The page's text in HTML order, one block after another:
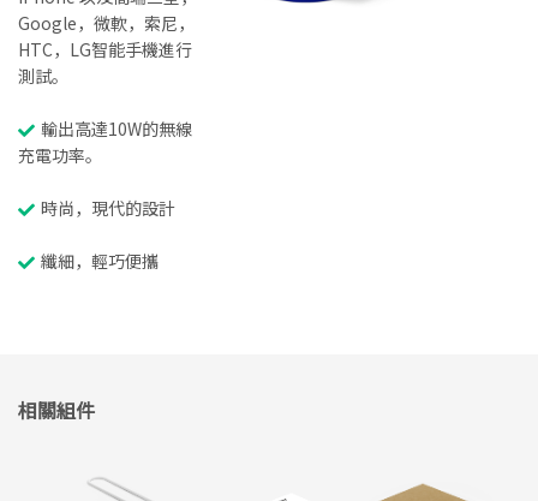
Google，微軟，索尼，
HTC，LG智能手機進行
測試。
輸出高達10W的無線
充電功率。
時尚，現代的設計
纖細，輕巧便攜
相關組件